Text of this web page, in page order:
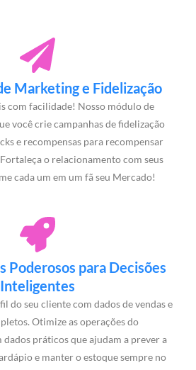
Marketing e Fidelização
com facilidade! Nosso módulo de
você crie campanhas de fidelização
e recompensas para recompensar
o relacionamento com seus
cada um em um fã seu Mercado!
Poderosos para Decisões
Inteligentes
do seu cliente com dados de vendas e
Otimize as operações do
práticos que ajudam a prever a
e manter o estoque sempre no